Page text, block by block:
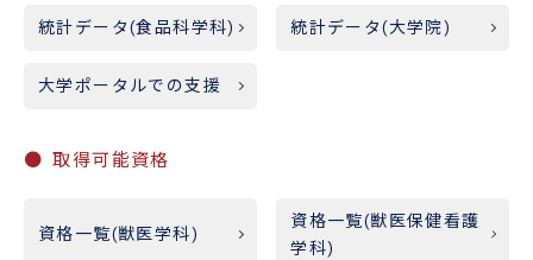
統計データ(食品科学科) 統計データ(大学院)
大学ポータルでの支援
取得可能資格
資格一覧(獣医学科)
資格一覧(獣医保健看護
学科)